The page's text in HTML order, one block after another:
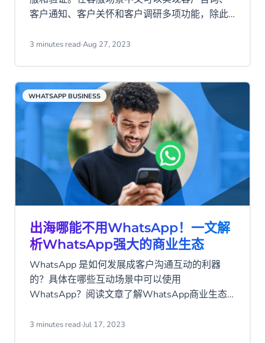
客户通知、客户关怀和客户调研多项功能，除此
使用，赋能客服团队，打造极致用户体验。
3 minutes read·Aug 27, 2023
WHATSAPP BUSINESS
出海哪能不用WhatsApp！一文解
析WhatsApp强大的商业生态
WhatsApp 是如何发展成客户沟通互动的利器
的？具体在哪些互动场景中可以使用
WhatsApp？阅读文章了解WhatsApp商业生态
3 minutes read·Jul 17, 2023